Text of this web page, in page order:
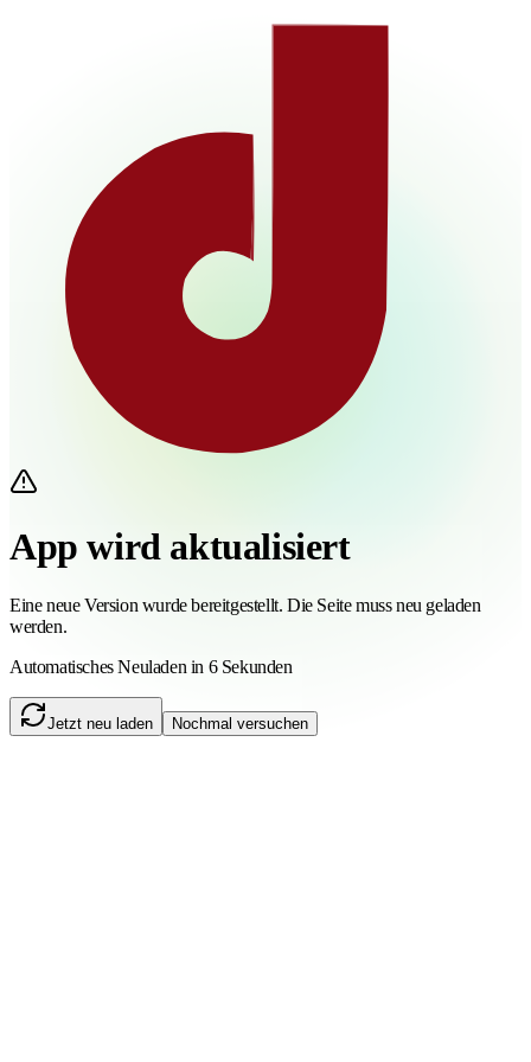
App wird aktualisiert
Eine neue Version wurde bereitgestellt. Die Seite muss neu geladen
werden.
Automatisches Neuladen in 6 Sekunden
Jetzt neu laden Nochmal versuchen